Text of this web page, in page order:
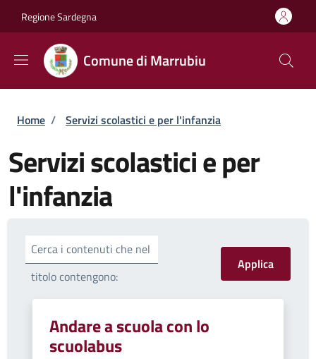
Regione Sardegna
Comune di Marrubiu
Briciole di pane
Home / Servizi scolastici e per l'infanzia
Servizi scolastici e per
l'infanzia
Cerca i contenuti che nel
titolo contengono:
Andare a scuola con lo
scuolabus